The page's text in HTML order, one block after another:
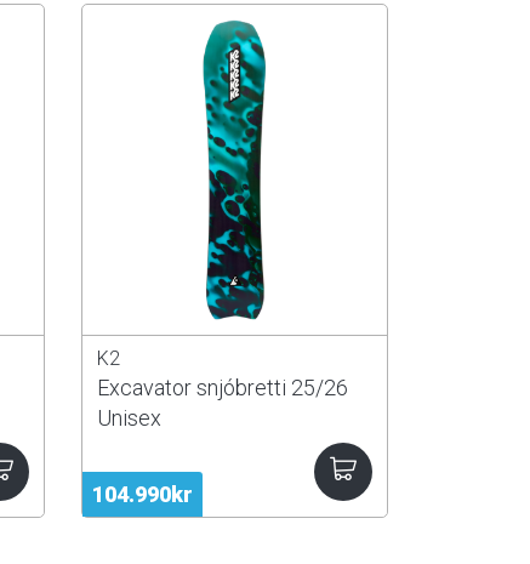
104.990kr
K2
Excavator snjóbretti 25/26
Unisex